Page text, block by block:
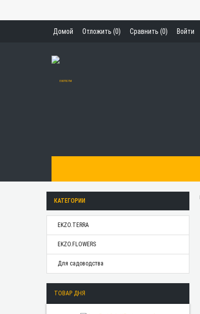
Домой Отложить (0) Сравнить (0) Войти
КАТЕГОРИИ
EKZO.TERRA
EKZO.FLOWERS
Для садоводства
ТОВАР ДНЯ